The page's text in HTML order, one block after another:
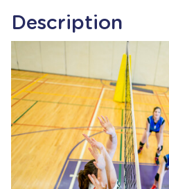
Description